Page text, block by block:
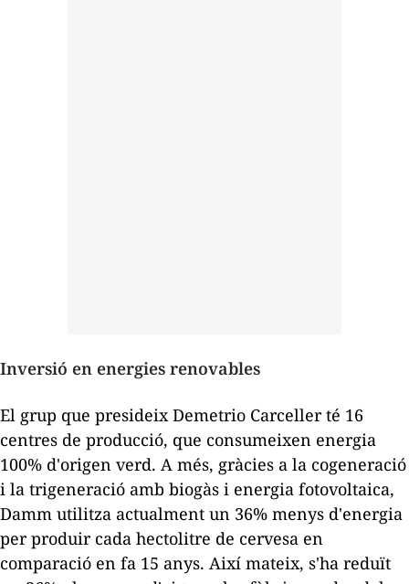
Inversió en energies renovables
El grup que presideix Demetrio Carceller té 16
centres de producció, que consumeixen energia
100% d'origen verd. A més, gràcies a la cogeneració
i la trigeneració amb biogàs i energia fotovoltaica,
Damm utilitza actualment un 36% menys d'energia
per produir cada hectolitre de cervesa en
comparació en fa 15 anys. Així mateix, s'ha reduït